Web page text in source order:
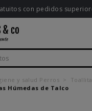
con pedidos
y salud Perros
Húmedas de Talco